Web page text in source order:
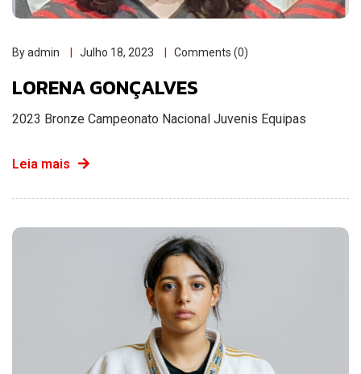
By admin Julho 18, 2023 Comments (0)
LORENA GONÇALVES
2023 Bronze Campeonato Nacional Juvenis Equipas
Leia mais